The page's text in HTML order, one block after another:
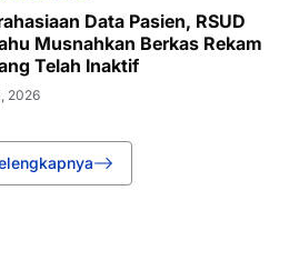
Data Pasien, RSUD
Musnahkan Berkas Rekam
Telah Inaktif
2026